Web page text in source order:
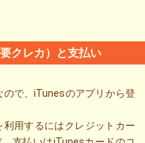
クレカ）と支払い
で、iTunesのアプリから登
用するにはクレジットカー